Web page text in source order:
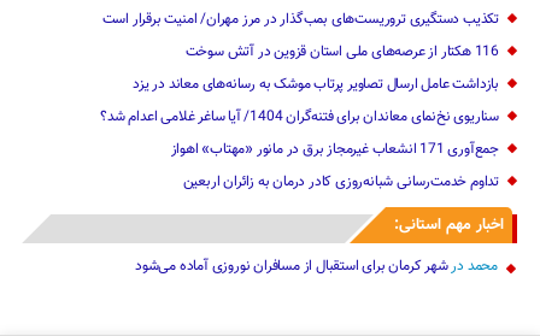
تکذیب دستگیری تروریست‌های بمب‌گذار در مرز مهران/ امنیت برقرار است
116 هکتار از عرصه‌های ملی استان قزوین در آتش سوخت
بازداشت عامل ارسال تصاویر پرتاب موشک به رسانه‌های معاند در یزد
سناریوی نخ‌نمای معاندان برای ‌فتنه‌گران 1404/ آیا ساغر غلامی اعدام شد؟
جمع‌آوری 171 انشعاب غیرمجاز برق در مانور «مهتاب» اهواز
تداوم خدمت‌رسانی شبانه‌روزی کادر درمان به زائران اربعین
اخبار مهم استانی:
محمد درشهر کرمان برای استقبال از مسافران نوروزی آماده می‌شود